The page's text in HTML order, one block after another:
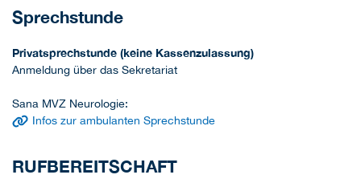
Sprechstunde
Privatsprechstunde (keine Kassenzulassung)
Anmeldung über das Sekretariat
Sana MVZ Neurologie:
Infos zur ambulanten Sprechstunde
RUFBEREITSCHAFT